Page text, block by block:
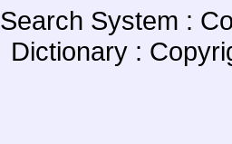
Search System :
Dictionary :